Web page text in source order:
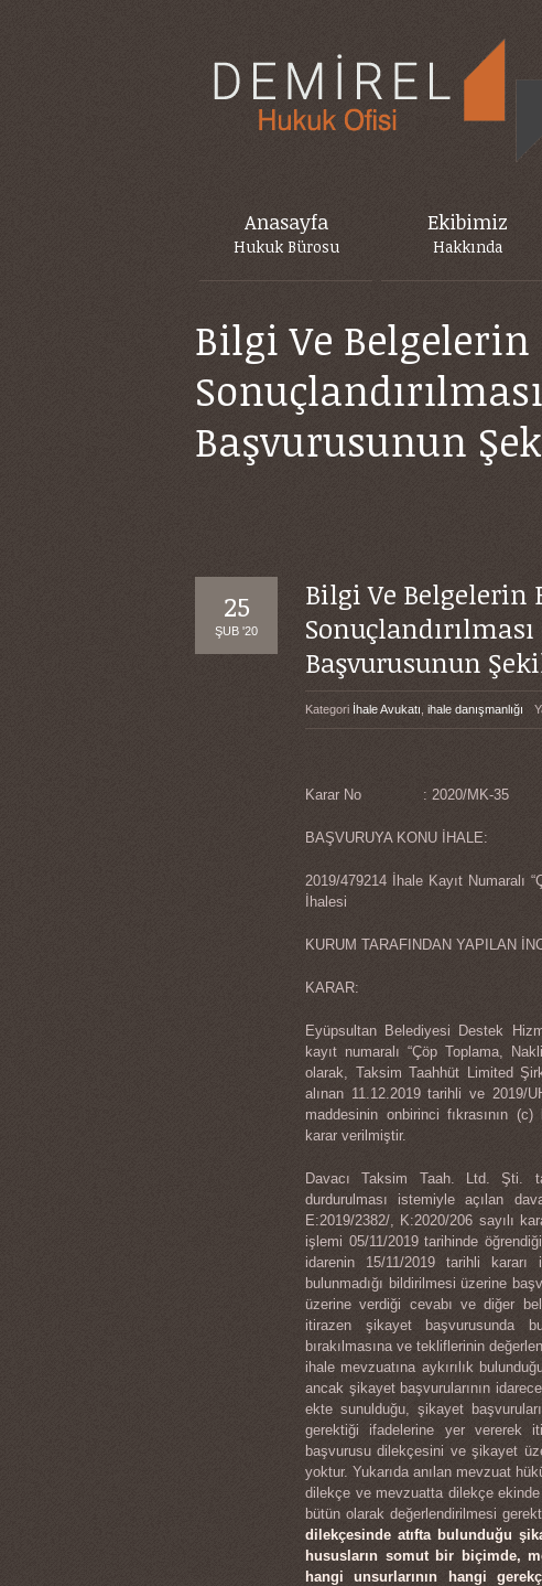
Anasayfa
Hukuk Bürosu
Ekibimiz
Hakkında
Bilgi Ve Belgelerin
Başvurusunun
25
ŞUB '20
Bilgi Ve Belgelerin
Başvurusunun
Kategori İhale Avukatı ihale danışmanlığı
Karar No : 2020/MK-35
BAŞVURUYA KONU İHALE:
2019/479214 İhale Kayıt Numaralı
İhalesi
KURUM TARAFINDAN YAPILAN
KARAR:
Eyüpsultan Belediyesi Destek
kayıt numaralı “Çöp Toplama,
olarak, Taksim Taahhüt Limited
alınan 11.12.2019 tarihli ve 2019/
maddesinin onbirinci fıkrasının
karar verilmiştir.
Davacı Taksim Taah. Ltd. Şti.
durdurulması istemiyle açılan
E:2019/2382/, K:2020/206 sayılı
işlemi 05/11/2019 tarihinde
idarenin 15/11/2019 tarihli
bulunmadığı bildirilmesi üzerine
üzerine verdiği cevabı ve diğer
itirazen şikayet başvurusunda
bırakılmasına ve tekliflerinin
ihale mevzuatına aykırılık
ancak şikayet başvurularının
ekte sunulduğu, şikayet
gerektiği ifadelerine yer vererek
başvurusu dilekçesini ve şikayet
yoktur. Yukarıda anılan mevzuat
dilekçe ve mevzuatta dilekçe
bütün olarak değerlendirilmesi
dilekçesinde atıfta bulunduğu
hususların somut bir biçimde,
hangi unsurlarının hangi